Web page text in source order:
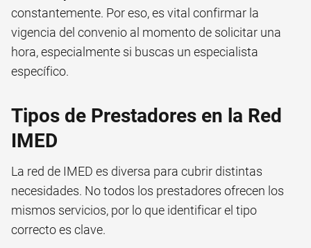
constantemente. Por eso, es vital confirmar la
vigencia del convenio al momento de solicitar una
hora, especialmente si buscas un especialista
específico.
Tipos de Prestadores en la Red
IMED
La red de IMED es diversa para cubrir distintas
necesidades. No todos los prestadores ofrecen los
mismos servicios, por lo que identificar el tipo
correcto es clave.